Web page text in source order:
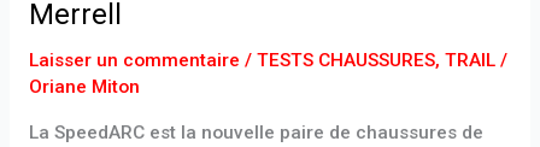
Merrell
Laisser un commentaire / TESTS CHAUSSURES, TRAIL/
Oriane Miton
La SpeedARC est la nouvelle paire de chaussures de
par
Merrell